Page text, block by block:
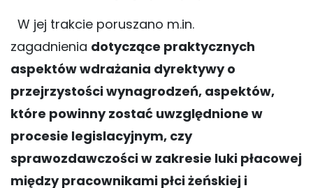
W jej trakcie poruszano m.in.
zagadnienia dotyczące praktycznych
aspektów wdrażania dyrektywy o
przejrzystości wynagrodzeń, aspektów,
które powinny zostać uwzględnione w
procesie legislacyjnym, czy
sprawozdawczości w zakresie luki płacowej
między pracownikami płci żeńskiej i